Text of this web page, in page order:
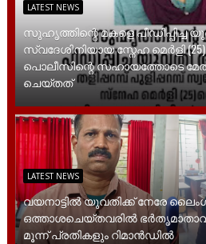
LATEST NEWS
സുഹൃത്തിന്റെ മകളെ പീഡിപ്പിച്ച
സ്വദേശിനിയായ സ്നേഹ മെർളി
പൊലീസിന്റെ സഹായത്തോടെ
ചെയ്തത്
LATEST NEWS
വയനാട്ടിൽ യുവതിക്ക് നേരേ
ഒത്താശചെയ്തവരിൽ
മൂന്ന് പ്രതികളും റിമാൻഡിൽ